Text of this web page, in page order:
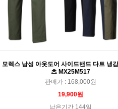
모렉스 남성 아웃도어 사이드밴드 다트 냉
츠 MX25M517
판매가 : 168,000원
19,900원
남은기간 144일